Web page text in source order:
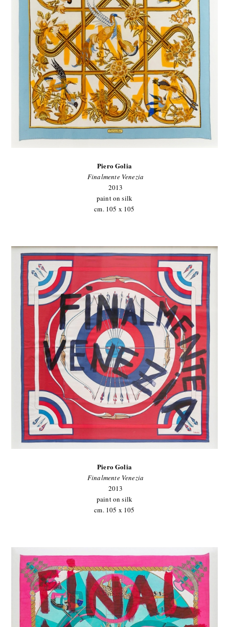
Piero Golia
Finalmente Venezia
2013
paint on silk
cm. 105 x 105
Piero Golia
Finalmente Venezia
2013
paint on silk
cm. 105 x 105